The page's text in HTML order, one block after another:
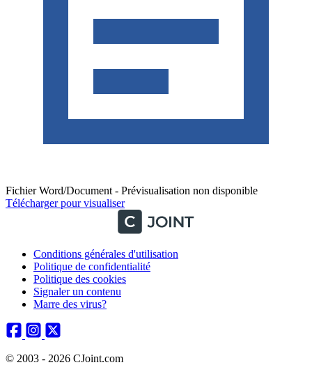
Fichier Word/Document - Prévisualisation non disponible
Télécharger pour visualiser
Conditions générales d'utilisation
Politique de confidentialité
Politique des cookies
Signaler un contenu
Marre des virus?
© 2003 - 2026 CJoint.com